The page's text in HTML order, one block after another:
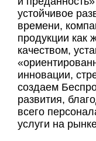
устойчивое
времени,
продукции как
качеством,
инновации,
создаем
развития,
всего
услуги на